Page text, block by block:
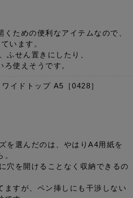
くための便利なアイテムなので、
います。
ふせん置きにしたり、
ろ使えそうです。
イドトップ A5［0428］
を選んだのは、やはりA4用紙を
穴を開けることなく収納できるの
ますが、ペン挿しにも干渉しない